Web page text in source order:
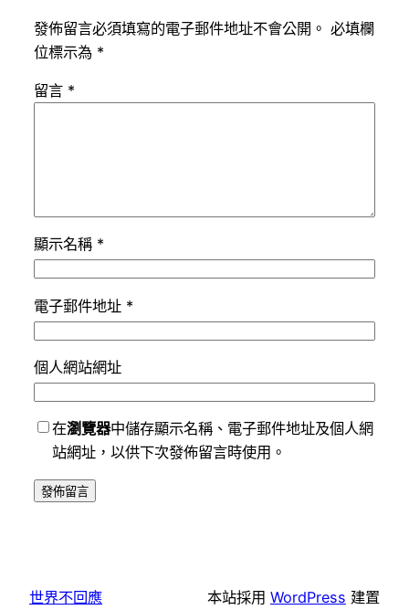
發佈留言必須填寫的電子郵件地址不會公開。 必填欄
位標示為 *
留言 *
顯示名稱 *
電子郵件地址 *
個人網站網址
在瀏覽器中儲存顯示名稱、電子郵件地址及個人網
站網址，以供下次發佈留言時使用。
世界不回應 本站採用 WordPress 建置